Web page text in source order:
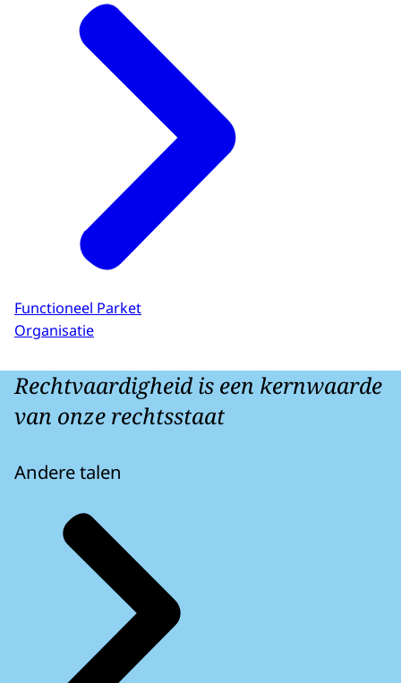
Functioneel Parket
Organisatie
Rechtvaardigheid is een kernwaarde
van onze rechtsstaat
Andere talen